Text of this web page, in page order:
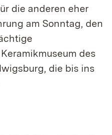
die anderen eher
am Sonntag, den
des
die bis ins